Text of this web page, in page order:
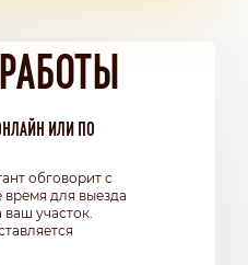
ИЛИ ПО
обговорит с
для выезда
участок.